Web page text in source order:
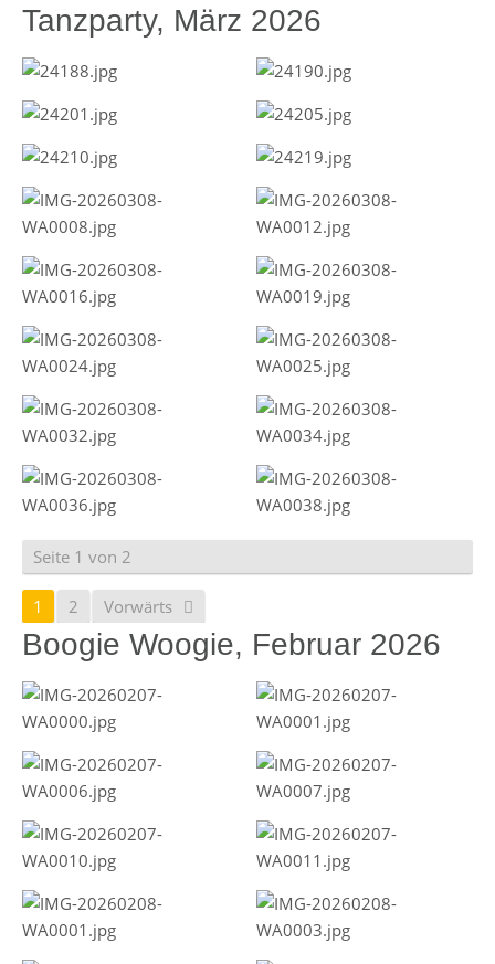
Tanzparty, März 2026
Seite 1 von 2
1 2 Vorwärts
Boogie Woogie, Februar 2026